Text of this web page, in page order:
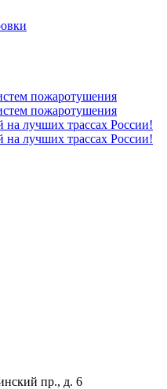
пожаротушения
пожаротушения
лучших трассах России!
лучших трассах России!
пр., д. 6